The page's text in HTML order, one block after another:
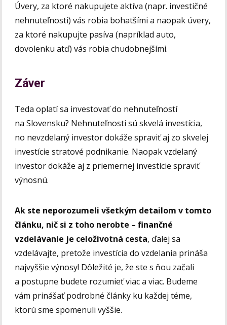
Úvery, za ktoré nakupujete aktíva (napr. investičné
nehnuteľnosti) vás robia bohatšími a naopak úvery,
za ktoré nakupujte pasíva (napríklad auto,
dovolenku atď) vás robia chudobnejšími.
Záver
Teda oplatí sa investovať do nehnuteľností
na Slovensku? Nehnuteľnosti sú skvelá investícia,
no nevzdelaný investor dokáže spraviť aj zo skvelej
investície stratové podnikanie. Naopak vzdelaný
investor dokáže aj z priemernej investície spraviť
výnosnú.
Ak ste neporozumeli všetkým detailom v tomto
článku, nič si z toho nerobte – finančné
vzdelávanie je celoživotná cesta, ďalej sa
vzdelávajte, pretože investícia do vzdelania prináša
najvyššie výnosy! Dôležité je, že ste s ňou začali
a postupne budete rozumieť viac a viac. Budeme
vám prinášať podrobné články ku každej téme,
ktorú sme spomenuli vyššie.